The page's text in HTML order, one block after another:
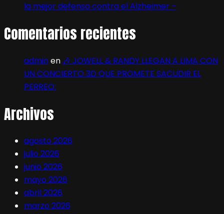
la mejor defensa contra el Alzheimer –
Comentarios recientes
adminen 🎶 JOWELL & RANDY LLEGAN A LIMA CON
UN CONCIERTO 3D QUE PROMETE SACUDIR EL
PERREO:
Archivos
agosto 2026
julio 2026
junio 2026
mayo 2026
abril 2026
marzo 2026